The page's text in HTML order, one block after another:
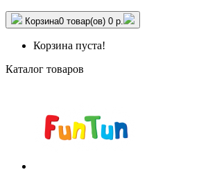
Корзина0 товар(ов) 0 р.
Корзина пуста!
Каталог товаров